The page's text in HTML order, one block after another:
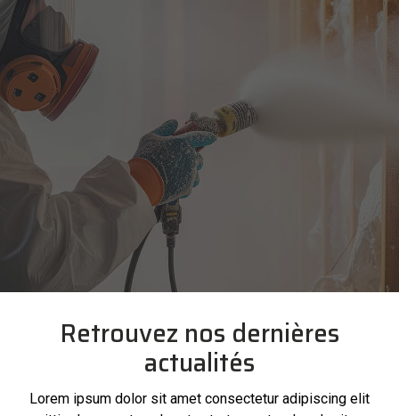
Retrouvez nos dernières
actualités
Lorem ipsum dolor sit amet consectetur adipiscing elit